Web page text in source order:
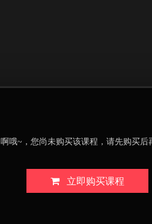
啊哦~，您尚未购买该课程，请先购买后
立即购买课程